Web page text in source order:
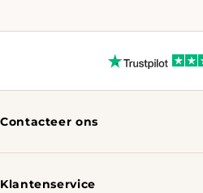
Contacteer ons
Klantenservice